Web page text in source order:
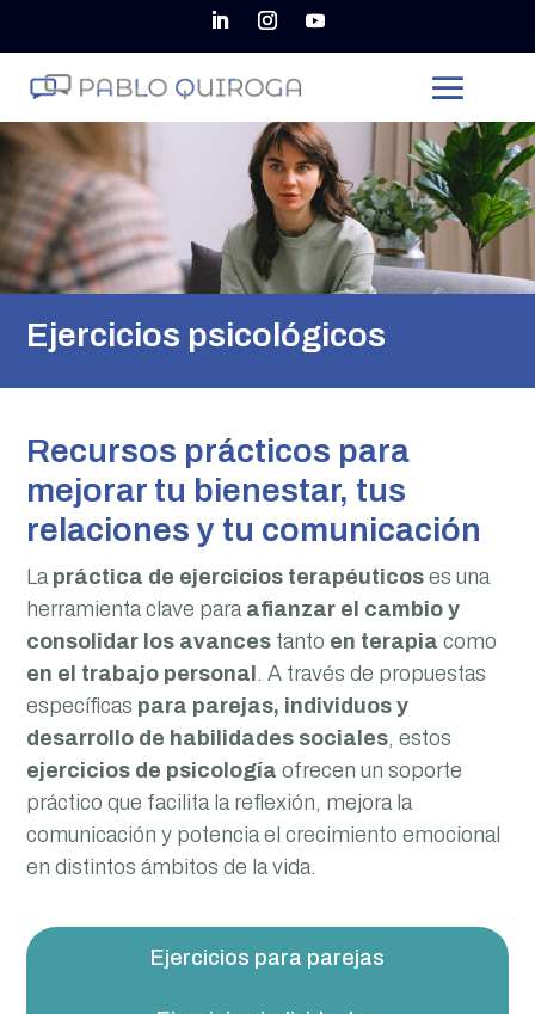
Ejercicios psicológicos
Recursos prácticos para
mejorar tu bienestar, tus
relaciones y tu comunicación
La práctica de ejercicios terapéuticos es una
herramienta clave para afianzar el cambio y
consolidar los avances tanto en terapia como
en el trabajo personal . A través de propuestas
específicas para parejas, individuos y
desarrollo de habilidades sociales, estos
ejercicios de psicología ofrecen un soporte
práctico que facilita la reflexión, mejora la
comunicación y potencia el crecimiento emocional
en distintos ámbitos de la vida.
Ejercicios para parejas